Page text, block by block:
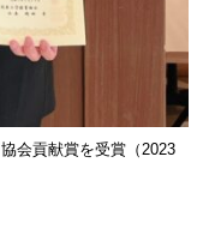
会貢献賞を受賞（2023